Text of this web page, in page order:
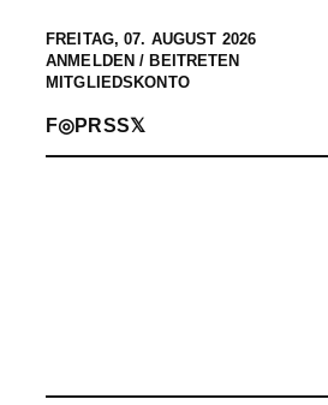
FREITAG, 07. AUGUST 2026
ANMELDEN / BEITRETEN
MITGLIEDSKONTO
F◎PRSS𝕏